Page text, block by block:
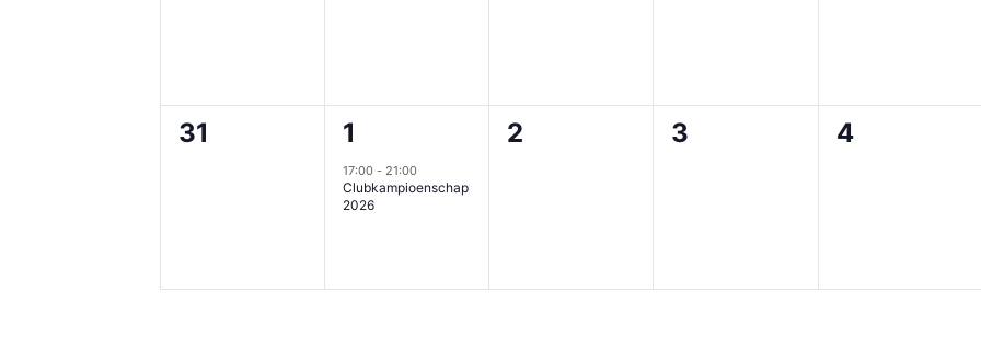
0
evenementen,
31
1
evenement,
1
17:00- 21:00
Clubkampioenschap
2026
0
2
0
3
0
4